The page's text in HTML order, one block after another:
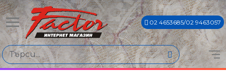
02 4653685/02 9463057